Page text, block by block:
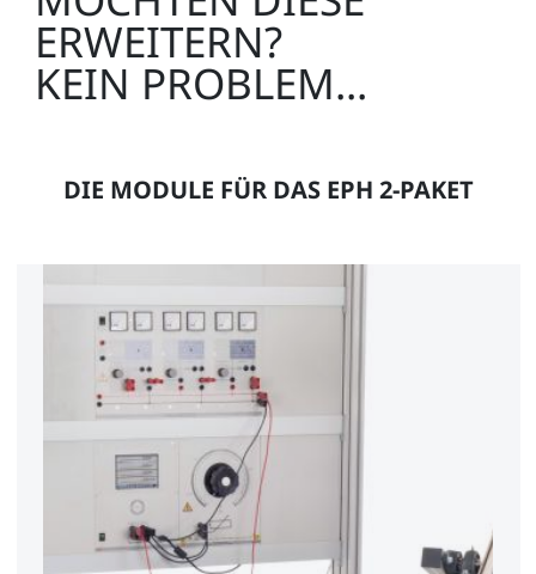
ERWEITERN?
KEIN PROBLEM...
DIE MODULE FÜR DAS EPH 2-PAKET